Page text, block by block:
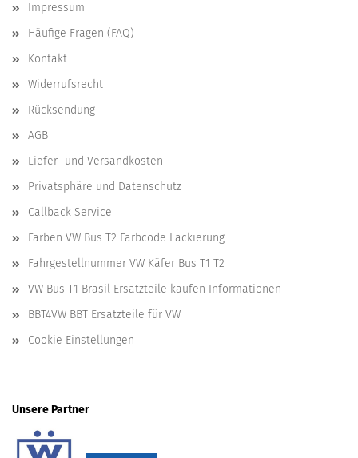
Impressum
Häufige Fragen (FAQ)
Kontakt
Widerrufsrecht
Rücksendung
AGB
Liefer- und Versandkosten
Privatsphäre und Datenschutz
Callback Service
Farben VW Bus T2 Farbcode Lackierung
Fahrgestellnummer VW Käfer Bus T1 T2
VW Bus T1 Brasil Ersatzteile kaufen Informationen
BBT4VW BBT Ersatzteile für VW
Cookie Einstellungen
Unsere Partner